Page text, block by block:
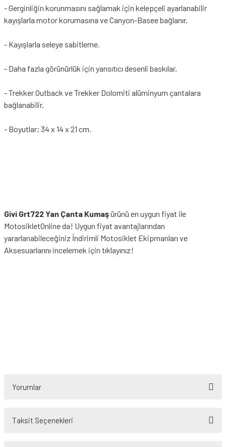
- Gerginliğin korunmasını sağlamak için kelepçeli ayarlanabilir
kayışlarla motor korumasına ve Canyon-Basee bağlanır.
- Kayışlarla seleye sabitleme.
- Daha fazla görünürlük için yansıtıcı desenli baskılar.
- Trekker Outback ve Trekker Dolomiti alüminyum çantalara
bağlanabilir.
- Boyutlar; 34 x 14 x 21 cm.
Givi Grt722 Yan Çanta Kumaşürünü en uygun fiyat ile
MotosikletOnline da! Uygun fiyat avantajlarından
yararlanabileceğiniz İndirimli Motosiklet Ekipmanları ve
Aksesuarlarını incelemek için tıklayınız!
Yorumlar
Taksit Seçenekleri